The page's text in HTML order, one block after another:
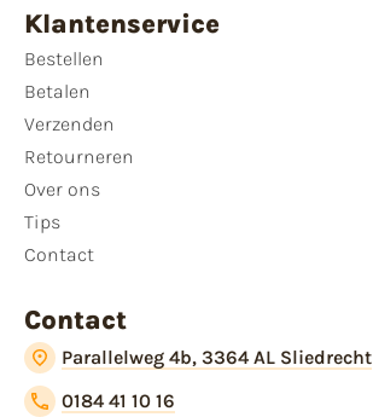
Klantenservice
Bestellen
Betalen
Verzenden
Retourneren
Over ons
Tips
Contact
Contact
Parallelweg 4b, 3364 AL Sliedrecht
0184 41 10 16